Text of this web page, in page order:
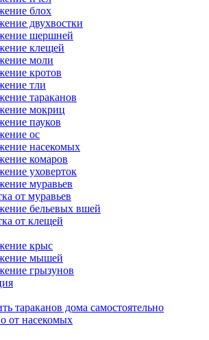
блох
двухвостки
шершней
клещей
моли
кротов
тли
тараканов
мокриц
пауков
ос
насекомых
комаров
уховерток
муравьев
от муравьев
бельевых вшей
от клещей
крыс
мышей
грызунов
тараканов дома самостоятельно
от насекомых